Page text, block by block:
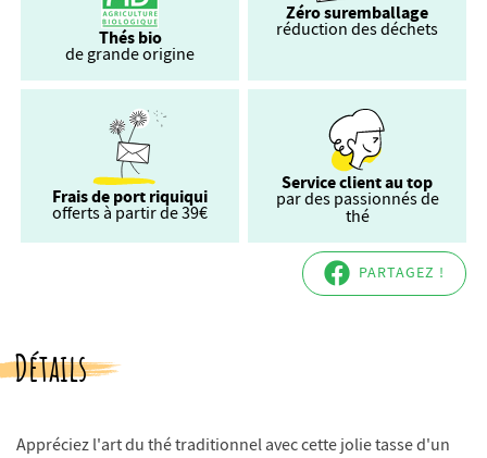
Thés bio
de grande origine
Zéro suremballage
réduction des déchets
Frais de port riquiqui
offerts à partir de 39€
Service client au top
par des passionnés de
thé
PARTAGEZ !
Détails
Appréciez l'art du thé traditionnel avec cette jolie tasse d'un